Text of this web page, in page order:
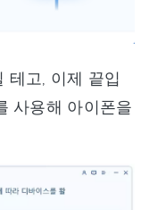
테고, 이제 끝입
사용해 아이폰을